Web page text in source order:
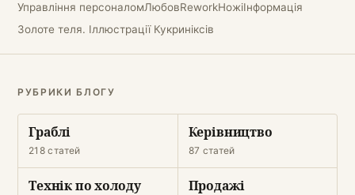
Управління персоналомЛюбовReworkНожіІнформація
Золоте теля. Іллюстрації Кукриніксів
РУБРИКИ БЛОГУ
Граблі
218 статей
Керівництво
87 статей
Технік по холоду Продажі